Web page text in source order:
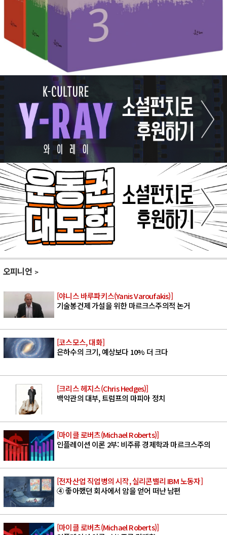
오피니언
[야니스 바루파키스(Yanis Varoufakis)]
기술봉건제 가설을 위한 마르크스주의적 논거
[코스모스, 대화]
은하수의 크기, 예상보다 10% 더 크다
[크리스 헤지스(Chris Hedges)]
백악관의 대부, 트럼프의 마피아 정치
[마이클 로버츠(Michael Roberts)]
인플레이션 이론 2부: 비주류 경제학과 마르크스주의
[전자산업 직업병의 시작, 실리콘밸리 IBM 노동자]
④ 좋아했던 회사에서 암을 얻어 떠난 남편
[마이클 로버츠(Michael Roberts)]